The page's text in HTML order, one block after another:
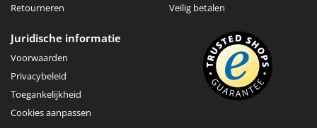
Retourneren
Veilig betalen
Juridische informatie
Voorwaarden
Privacybeleid
Toegankelijkheid
Cookies aanpassen